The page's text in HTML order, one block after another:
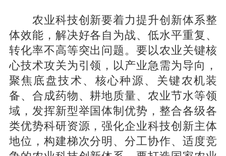
农业科技创新要着力提升创新体系整
体效能，解决好各自为战、低水平重复、
转化率不高等突出问题。要以农业关键核
心技术攻关为引领，以产业急需为导向，
聚焦底盘技术、核心种源、关键农机装
备、合成药物、耕地质量、农业节水等领
域，发挥新型举国体制优势，整合各级各
类优势科研资源，强化企业科技创新主体
地位，构建梯次分明、分工协作、适度竞